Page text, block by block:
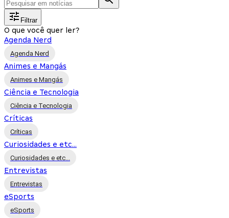
Filtrar
O que você quer ler?
Agenda Nerd
Agenda Nerd
Animes e Mangás
Animes e Mangás
Ciência e Tecnologia
Ciência e Tecnologia
Críticas
Críticas
Curiosidades e etc...
Curiosidades e etc...
Entrevistas
Entrevistas
eSports
eSports